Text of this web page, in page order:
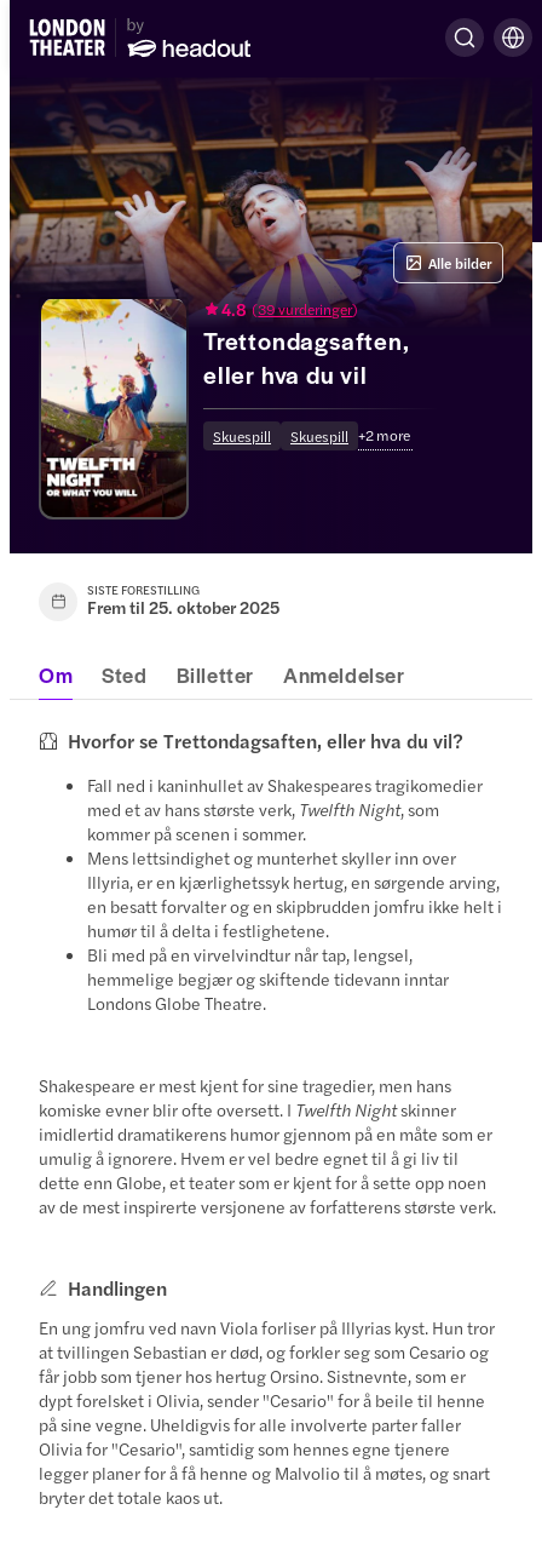
4.8 (39 vurderinger)
Trettondagsaften,
eller hva du vil
Skuespill Skuespill +2more
Alle bilder
SISTE FORESTILLING
Frem til 25. oktober 2025
Om Sted Billetter Anmeldelser
Hvorfor se Trettondagsaften, eller hva du vil?
Fall ned i kaninhullet av Shakespeares tragikomedier
med et av hans største verk, Twelfth Night, som
kommer på scenen i sommer.
Mens lettsindighet og munterhet skyller inn over
Illyria, er en kjærlighetssyk hertug, en sørgende arving,
en besatt forvalter og en skipbrudden jomfru ikke helt i
humør til å delta i festlighetene.
Bli med på en virvelvindtur når tap, lengsel,
hemmelige begjær og skiftende tidevann inntar
Londons Globe Theatre.
Shakespeare er mest kjent for sine tragedier, men hans
komiske evner blir ofte oversett. I Twelfth Nightskinner
imidlertid dramatikerens humor gjennom på en måte som er
umulig å ignorere. Hvem er vel bedre egnet til å gi liv til
dette enn Globe, et teater som er kjent for å sette opp noen
av de mest inspirerte versjonene av forfatterens største verk.
Handlingen
En ung jomfru ved navn Viola forliser på Illyrias kyst. Hun tror
at tvillingen Sebastian er død, og forkler seg som Cesario og
får jobb som tjener hos hertug Orsino. Sistnevnte, som er
dypt forelsket i Olivia, sender "Cesario" for å beile til henne
på sine vegne. Uheldigvis for alle involverte parter faller
Olivia for "Cesario", samtidig som hennes egne tjenere
legger planer for å få henne og Malvolio til å møtes, og snart
bryter det totale kaos ut.